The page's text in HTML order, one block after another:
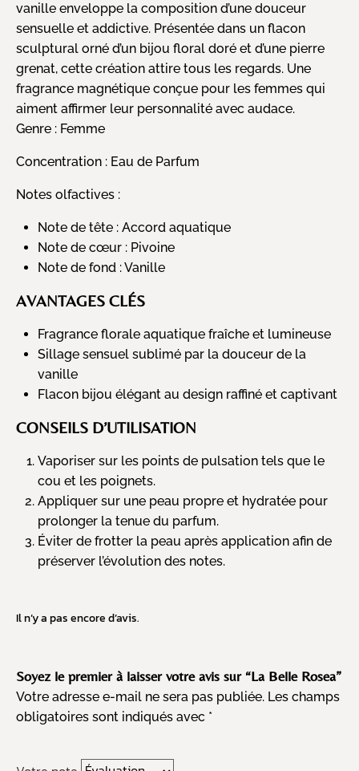
vanille enveloppe la composition d’une douceur
sensuelle et addictive. Présentée dans un flacon
sculptural orné d’un bijou floral doré et d’une pierre
grenat, cette création attire tous les regards. Une
fragrance magnétique conçue pour les femmes qui
aiment affirmer leur personnalité avec audace.
Genre : Femme
Concentration : Eau de Parfum
Notes olfactives :
Note de tête : Accord aquatique
Note de cœur : Pivoine
Note de fond : Vanille
AVANTAGES CLÉS
Fragrance florale aquatique fraîche et lumineuse
Sillage sensuel sublimé par la douceur de la
vanille
Flacon bijou élégant au design raffiné et captivant
CONSEILS D’UTILISATION
Vaporiser sur les points de pulsation tels que le
cou et les poignets.
Appliquer sur une peau propre et hydratée pour
prolonger la tenue du parfum.
Éviter de frotter la peau après application afin de
préserver l’évolution des notes.
Il n’y a pas encore d’avis.
Soyez le premier à laisser votre avis sur “La Belle Rosea”
Votre adresse e-mail ne sera pas publiée. Les champs
obligatoires sont indiqués avec *